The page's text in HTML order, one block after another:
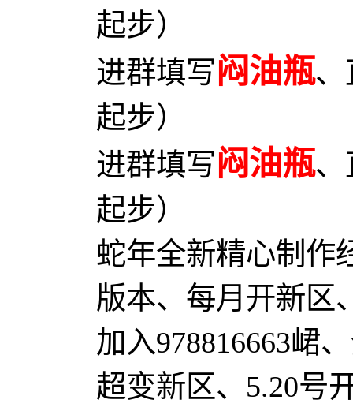
起步）
进群填写闷油瓶、
起步）
进群填写闷油瓶、
起步）
蛇年全新精心制作
版本、每月开新区
加入978816663峮
超变新区、5.20号